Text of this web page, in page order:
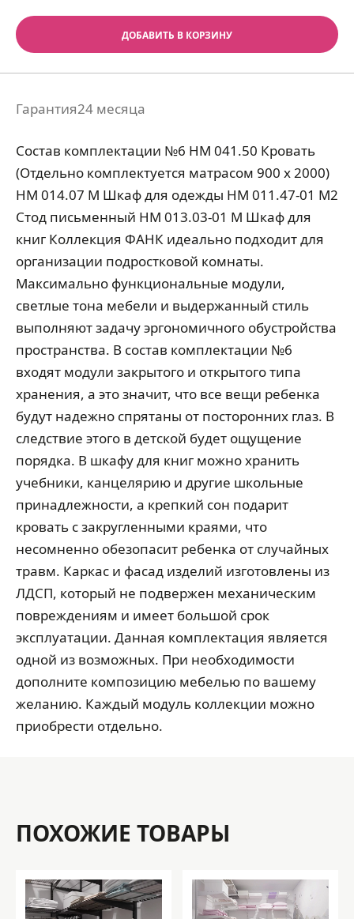
ДОБАВИТЬ В КОРЗИНУ
Гарантия24 месяца
Состав комплектации №6 НМ 041.50 Кровать
(Отдельно комплектуется матрасом 900 х 2000)
НМ 014.07 М Шкаф для одежды НМ 011.47-01 М2
Стод письменный НМ 013.03-01 М Шкаф для
книг Коллекция ФАНК идеально подходит для
организации подростковой комнаты.
Максимально функциональные модули,
светлые тона мебели и выдержанный стиль
выполняют задачу эргономичного обустройства
пространства. В состав комплектации №6
входят модули закрытого и открытого типа
хранения, а это значит, что все вещи ребенка
будут надежно спрятаны от посторонних глаз. В
следствие этого в детской будет ощущение
порядка. В шкафу для книг можно хранить
учебники, канцелярию и другие школьные
принадлежности, а крепкий сон подарит
кровать с закругленными краями, что
несомненно обезопасит ребенка от случайных
травм. Каркас и фасад изделий изготовлены из
ЛДСП, который не подвержен механическим
повреждениям и имеет большой срок
эксплуатации. Данная комплектация является
одной из возможных. При необходимости
дополните композицию мебелью по вашему
желанию. Каждый модуль коллекции можно
приобрести отдельно.
ПОХОЖИЕ ТОВАРЫ